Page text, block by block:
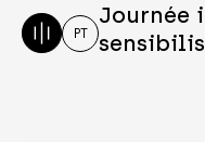
PT
Journée